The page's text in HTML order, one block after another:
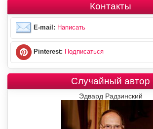
Контакты
E-mail: Написать
Pinterest: Подписаться
Случайный автор
Эдвард Радзинский